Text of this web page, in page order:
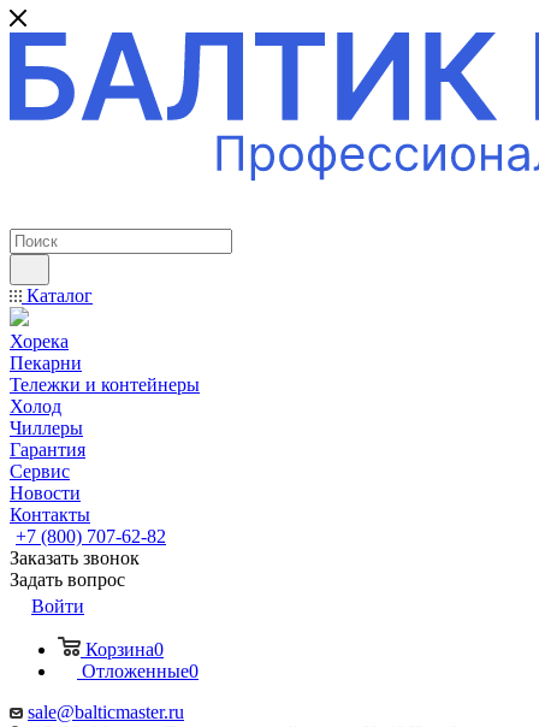
Каталог
Хорека
Пекарни
Тележки и контейнеры
Холод
Чиллеры
Гарантия
Сервис
Новости
Контакты
+7 (800) 707-62-82
Заказать звонок
Задать вопрос
Войти
Корзина0
Отложенные0
sale@balticmaster.ru